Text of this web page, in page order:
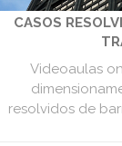
CASOS
Videoaulas
resolvidos de